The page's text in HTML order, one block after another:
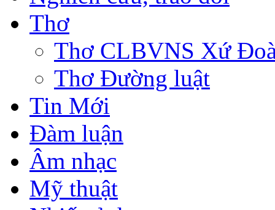
Thơ
Thơ CLBVNS Xứ
Thơ Đường luật
Tin Mới
Đàm luận
Âm nhạc
Mỹ thuật